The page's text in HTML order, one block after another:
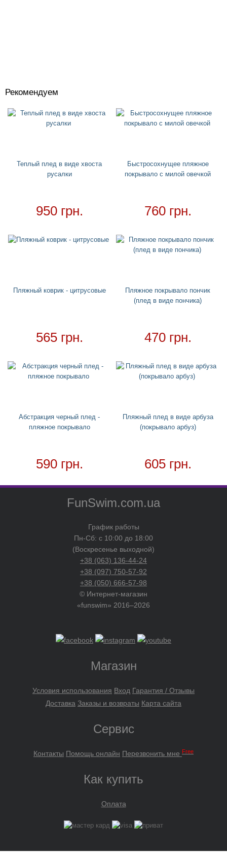
+
Круги
+
Матрасы
+
Пледы
Купальники
Надувные подстаканники
+
Рекомендуем
Теплый плед в виде хвоста
русалки
950 грн.
Быстросохнущее пляжное
покрывало с милой овечкой
760 грн.
Пляжный коврик - цитрусовые
565 грн.
Пляжное покрывало пончик
(плед в виде пончика)
470 грн.
Абстракция черный плед -
пляжное покрывало
590 грн.
Пляжный плед в виде арбуза
(покрывало арбуз)
605 грн.
FunSwim.com.ua
График работы
Пн-Сб: с 10:00 до 18:00
(Воскресенье выходной)
+38 (063) 136-44-24
+38 (097) 750-57-92
+38 (050) 666-57-98
© Интернет-магазин
«funswim» 2016–2026
Магазин
Условия использования Вход Гарантия / Отзывы
Доставка Заказы и возвраты Карта сайта
Сервис
Контакты Помощь онлайн Перезвонить мне Free
Как купить
Оплата